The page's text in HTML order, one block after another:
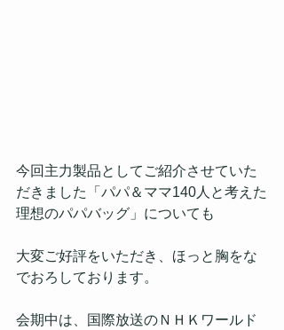
今回主力製品としてご紹介させていた
だきました「パパ＆ママ140人と考えた
理想のパパバッグ」についても
大変ご好評をいただき、ほっと胸をな
でおろしております。
会期中は、国際放送のＮＨＫワールド